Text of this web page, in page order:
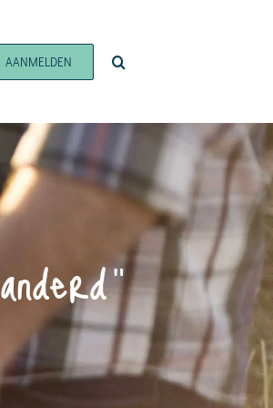
AANMELDEN
"